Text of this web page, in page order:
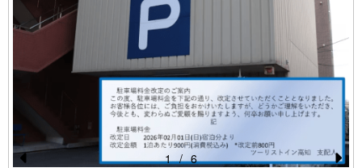
1 / 6